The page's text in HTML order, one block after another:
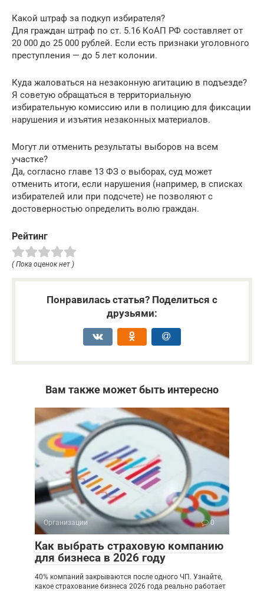
Какой штраф за подкуп избирателя?
Для граждан штраф по ст. 5.16 КоАП РФ составляет от
20 000 до 25 000 рублей. Если есть признаки уголовного
преступления — до 5 лет колонии.
Куда жаловаться на незаконную агитацию в подъезде?
Я советую обращаться в территориальную
избирательную комиссию или в полицию для фиксации
нарушения и изъятия незаконных материалов.
Могут ли отменить результаты выборов на всем
участке?
Да, согласно главе 13 ФЗ о выборах, суд может
отменить итоги, если нарушения (например, в списках
избирателей или при подсчете) не позволяют с
достоверностью определить волю граждан.
Рейтинг
( Пока оценок нет )
Понравилась статья? Поделиться с
друзьями:
Вам также может быть интересно
Организации 0
Как выбрать страховую компанию
для бизнеса в 2026 году
40% компаний закрываются после одного ЧП. Узнайте,
какое страхование бизнеса 2026 года реально работает